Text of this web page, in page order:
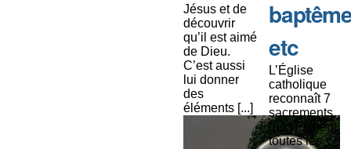
Jésus et de
découvrir
qu’il est aimé
de Dieu.
C’est aussi
lui donner
des
éléments [...]
etc
L’Église
catholique
reconnaît 7
sacrements
qui touchent
toutes les